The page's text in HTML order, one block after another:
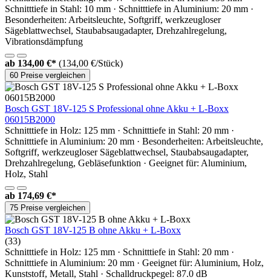
Schnitttiefe in Stahl: 10 mm · Schnitttiefe in Aluminium: 20 mm ·
Besonderheiten: Arbeitsleuchte, Softgriff, werkzeugloser
Sägeblattwechsel, Staubabsaugadapter, Drehzahlregelung,
Vibrationsdämpfung
ab 134,00 €* (134,00 €/Stück)
60 Preise vergleichen
Bosch GST 18V-125 S Professional ohne Akku + L-Boxx
06015B2000
Schnitttiefe in Holz: 125 mm · Schnitttiefe in Stahl: 20 mm ·
Schnitttiefe in Aluminium: 20 mm · Besonderheiten: Arbeitsleuchte,
Softgriff, werkzeugloser Sägeblattwechsel, Staubabsaugadapter,
Drehzahlregelung, Gebläsefunktion · Geeignet für: Aluminium,
Holz, Stahl
ab 174,69 €*
75 Preise vergleichen
Bosch GST 18V-125 B ohne Akku + L-Boxx
(33)
Schnitttiefe in Holz: 125 mm · Schnitttiefe in Stahl: 20 mm ·
Schnitttiefe in Aluminium: 20 mm · Geeignet für: Aluminium, Holz,
Kunststoff, Metall, Stahl · Schalldruckpegel: 87.0 dB